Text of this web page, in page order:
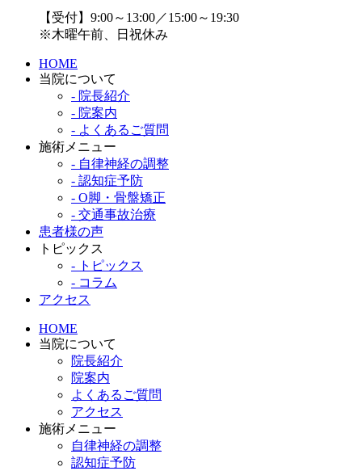
【受付】9:00～13:00／15:00～19:30
※木曜午前、日祝休み
HOME
当院について
- 院長紹介
- 院案内
- よくあるご質問
施術メニュー
- 自律神経の調整
- 認知症予防
- O脚・骨盤矯正
- 交通事故治療
患者様の声
トピックス
- トピックス
- コラム
アクセス
HOME
当院について
院長紹介
院案内
よくあるご質問
アクセス
施術メニュー
自律神経の調整
認知症予防